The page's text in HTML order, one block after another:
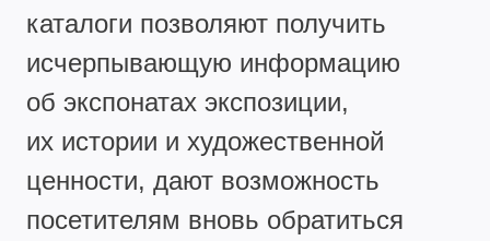
каталоги позволяют получить
исчерпывающую информацию
об экспонатах экспозиции,
их истории и художественной
ценности, дают возможность
посетителям вновь обратиться